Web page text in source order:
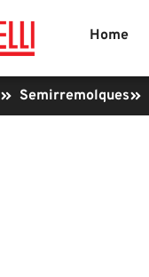
Home
Semirremolques